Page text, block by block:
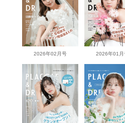
2026年02月号 2026年01月